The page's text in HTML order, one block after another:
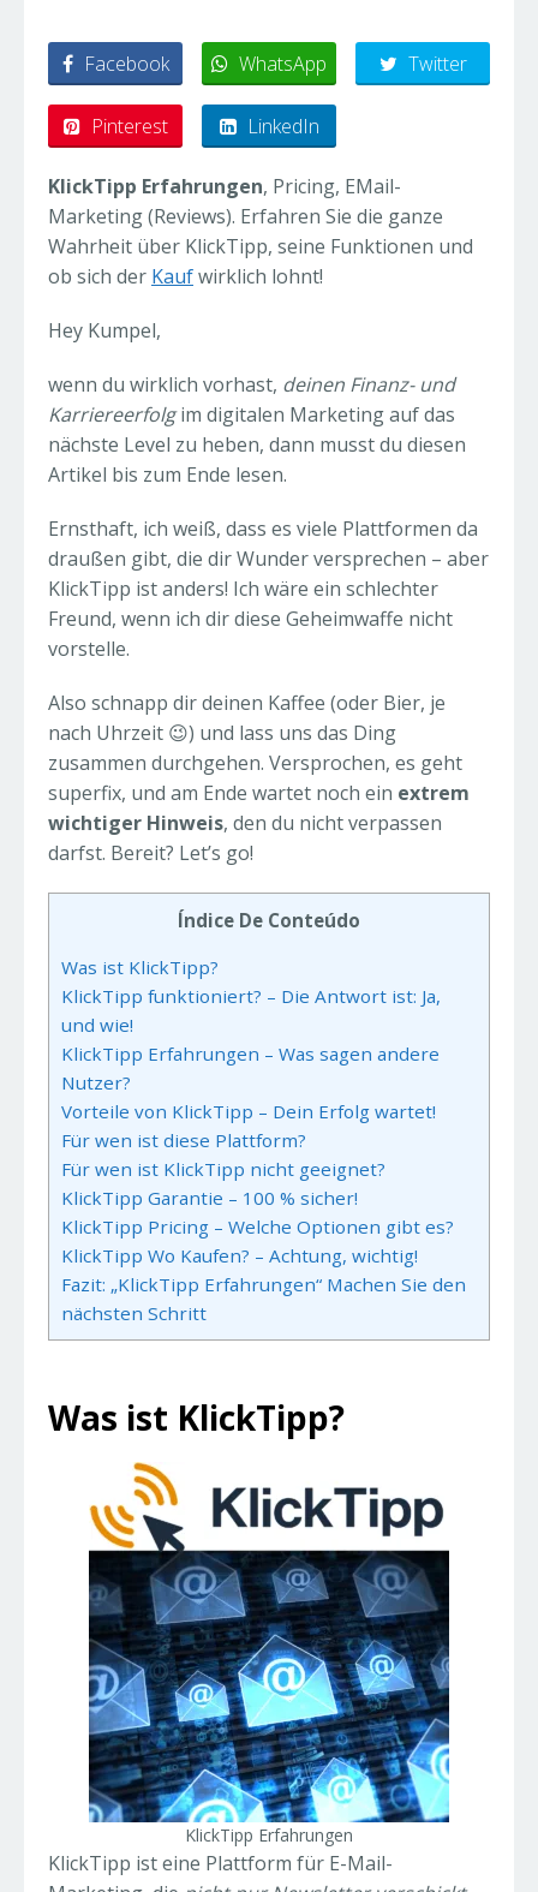
Facebook WhatsApp Twitter
Pinterest LinkedIn
KlickTipp Erfahrungen, Pricing, EMail-
Marketing (Reviews). Erfahren Sie die ganze
Wahrheit über KlickTipp, seine Funktionen und
ob sich der Kaufwirklich lohnt!
Hey Kumpel,
wenn du wirklich vorhast, deinen Finanz- und
Karriereerfolgim digitalen Marketing auf das
nächste Level zu heben, dann musst du diesen
Artikel bis zum Ende lesen.
Ernsthaft, ich weiß, dass es viele Plattformen da
draußen gibt, die dir Wunder versprechen – aber
KlickTipp ist anders! Ich wäre ein schlechter
Freund, wenn ich dir diese Geheimwaffe nicht
vorstelle.
Also schnapp dir deinen Kaffee (oder Bier, je
nach Uhrzeit 😉) und lass uns das Ding
zusammen durchgehen. Versprochen, es geht
superfix, und am Ende wartet noch ein extrem
wichtiger Hinweis, den du nicht verpassen
darfst. Bereit? Let’s go!
Índice De Conteúdo
Was ist KlickTipp?
KlickTipp funktioniert? – Die Antwort ist: Ja,
und wie!
KlickTipp Erfahrungen – Was sagen andere
Nutzer?
Vorteile von KlickTipp – Dein Erfolg wartet!
Für wen ist diese Plattform?
Für wen ist KlickTipp nicht geeignet?
KlickTipp Garantie – 100 % sicher!
KlickTipp Pricing – Welche Optionen gibt es?
KlickTipp Wo Kaufen? – Achtung, wichtig!
Fazit: „KlickTipp Erfahrungen“ Machen Sie den
nächsten Schritt
Was ist KlickTipp?
KlickTipp Erfahrungen
KlickTipp ist eine Plattform für E-Mail-